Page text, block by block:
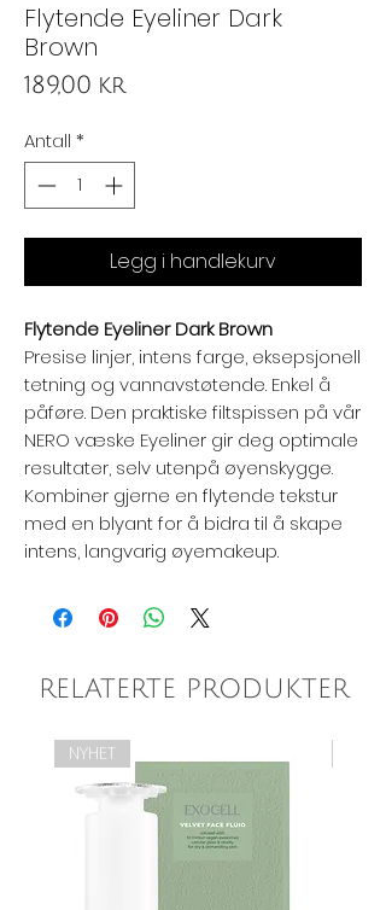
Flytende Eyeliner Dark
Brown
189,00 kr
Antall *
Legg i handlekurv
Flytende Eyeliner Dark Brown
Presise linjer, intens farge, eksepsjonell
tetning og vannavstøtende. Enkel å
påføre. Den praktiske filtspissen på vår
NERO væske Eyeliner gir deg optimale
resultater, selv utenpå øyenskygge.
Kombiner gjerne en flytende tekstur
med en blyant for å bidra til å skape
intens, langvarig øyemakeup.
RELATERTE PRODUKTER
NYHET